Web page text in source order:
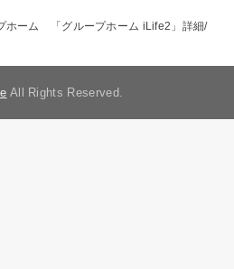
ホーム 「グループホーム iLife2」詳細
All Rights Reserved.